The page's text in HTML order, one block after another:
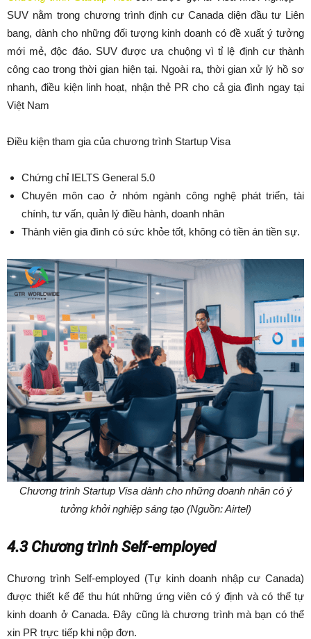
SUV nằm trong chương trình định cư Canada diện đầu tư Liên
bang, dành cho những đối tượng kinh doanh có đề xuất ý tưởng
mới mẻ, độc đáo. SUV được ưa chuộng vì tỉ lệ định cư thành
công cao trong thời gian hiện tại. Ngoài ra, thời gian xử lý hồ sơ
nhanh, điều kiện linh hoạt, nhận thẻ PR cho cả gia đình ngay tại
Việt Nam
Điều kiện tham gia của chương trình Startup Visa
Chứng chỉ IELTS General 5.0
Chuyên môn cao ở nhóm ngành công nghệ phát triển, tài
chính, tư vấn, quản lý điều hành, doanh nhân
Thành viên gia đình có sức khỏe tốt, không có tiền án tiền sự.
Chương trình Startup Visa dành cho những doanh nhân có ý
tưởng khởi nghiệp sáng tạo (Nguồn: Airtel)
4.3 Chương trình Self-employed
Chương trình Self-employed (Tự kinh doanh nhập cư Canada)
được thiết kế để thu hút những ứng viên có ý định và có thể tự
kinh doanh ở Canada. Đây cũng là chương trình mà bạn có thể
xin PR trực tiếp khi nộp đơn.